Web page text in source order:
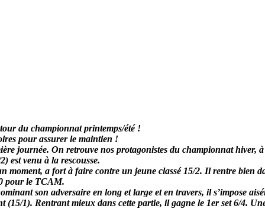
du championnat printemps/été !
pour assurer le maintien !
journée. On retrouve nos protagonistes du championnat
est venu à la rescousse.
moment, a fort à faire contre un jeune classé 15/2. Il rentre bien
pour le TCAM.
son adversaire en long et large et en travers, il s’impose
1). Rentrant mieux dans cette partie, il gagne le 1er set 6/4.